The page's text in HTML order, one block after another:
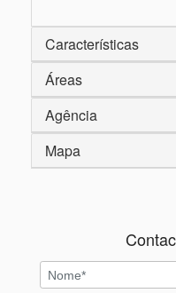
Características
Áreas
Agência
Mapa